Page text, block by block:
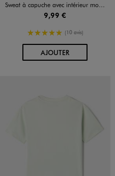
Sweat à capuche avec intérieur molletonné garçon
9,99 €
5/5 de moyenne
(10 avis)
AJOUTERAU PANIER